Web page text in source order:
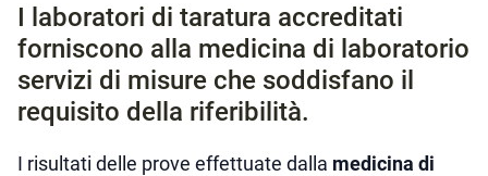
I laboratori di taratura accreditati
forniscono alla medicina di laboratorio
servizi di misure che soddisfano il
requisito della riferibilità.
I risultati delle prove effettuate dalla medicina di